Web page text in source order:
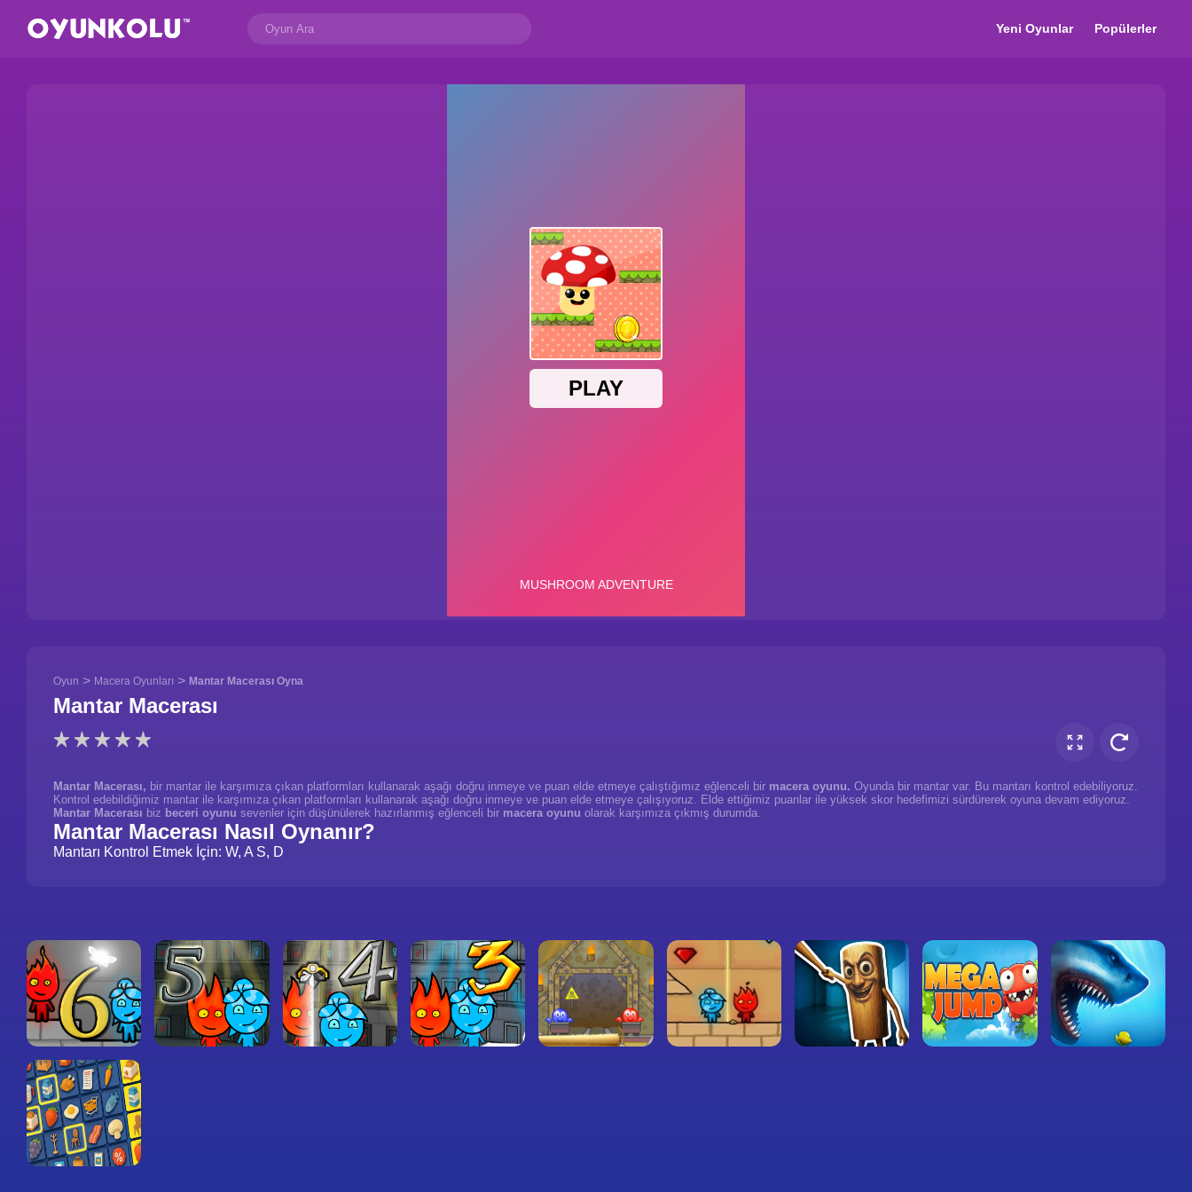
Yeni Oyunlar Popülerler
Oyun > Macera Oyunları > Mantar Macerası Oyna
Mantar Macerası
Mantar Macerası, bir mantar ile karşımıza çıkan platformları kullanarak aşağı doğru inmeye ve puan elde etmeye çalıştığımız eğlenceli bir macera oyunu. Oyunda bir mantar var. Bu mantarı kontrol edebiliyoruz.
Kontrol edebildiğimiz mantar ile karşımıza çıkan platformları kullanarak aşağı doğru inmeye ve puan elde etmeye çalışıyoruz. Elde ettiğimiz puanlar ile yüksek skor hedefimizi sürdürerek oyuna devam ediyoruz.
Mantar Macerası biz beceri oyunu sevenler için düşünülerek hazırlanmış eğlenceli bir macera oyunu olarak karşımıza çıkmış durumda.
Mantar Macerası Nasıl Oynanır?
Mantarı Kontrol Etmek İçin: W, A S, D